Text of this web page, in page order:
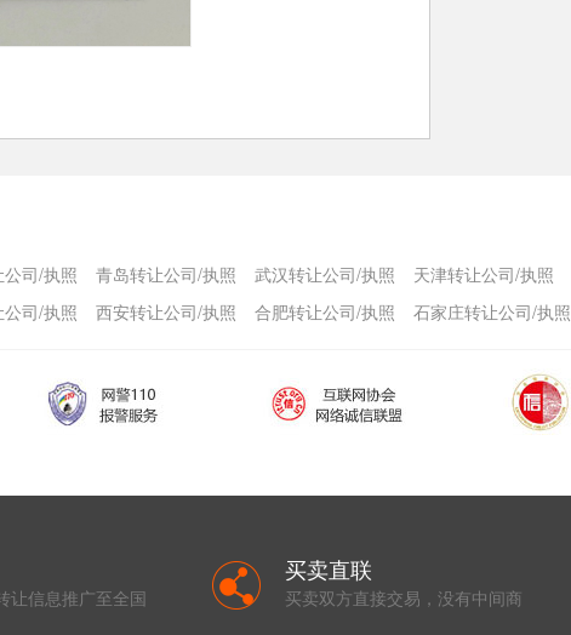
司/执照 青岛转让公司/执照 武汉转让公司/执照 天津转让公司/执照
司/执照 西安转让公司/执照 合肥转让公司/执照 石家庄转让公司/执照
让信息推广至全国
买卖直联
买卖双方直接交易，没有中间商